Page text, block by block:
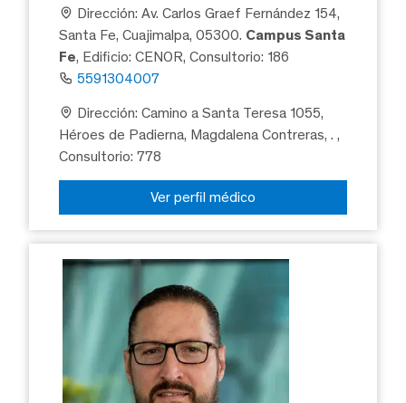
Dirección: Av. Carlos Graef Fernández 154,
Santa Fe, Cuajimalpa, 05300. Campus Santa
Fe, Edificio: CENOR, Consultorio: 186
5591304007
Dirección: Camino a Santa Teresa 1055,
Héroes de Padierna, Magdalena Contreras, .,
Consultorio: 778
Ver perfil médico